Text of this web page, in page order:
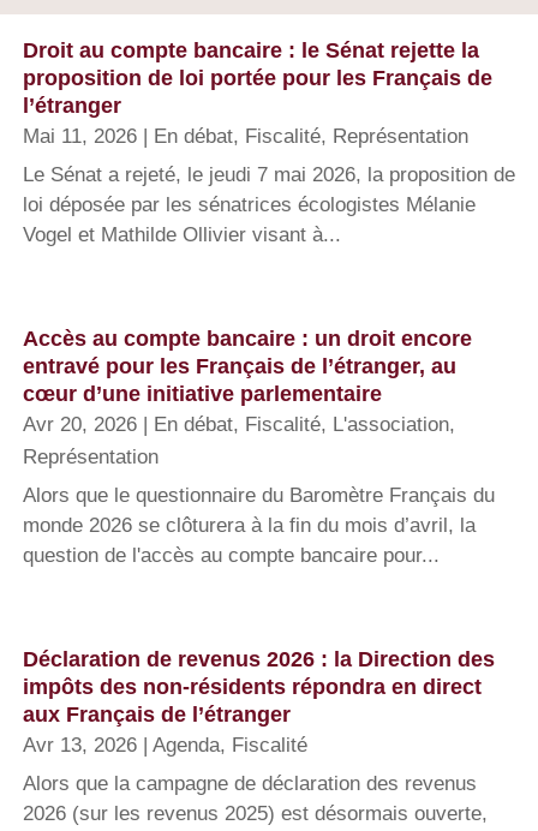
Droit au compte bancaire : le Sénat rejette la
proposition de loi portée pour les Français de
l’étranger
Mai 11, 2026 | En débat, Fiscalité, Représentation
Le Sénat a rejeté, le jeudi 7 mai 2026, la proposition de
loi déposée par les sénatrices écologistes Mélanie
Vogel et Mathilde Ollivier visant à...
Accès au compte bancaire : un droit encore
entravé pour les Français de l’étranger, au
cœur d’une initiative parlementaire
Avr 20, 2026 | En débat, Fiscalité, L'association,
Représentation
Alors que le questionnaire du Baromètre Français du
monde 2026 se clôturera à la fin du mois d’avril, la
question de l'accès au compte bancaire pour...
Déclaration de revenus 2026 : la Direction des
impôts des non-résidents répondra en direct
aux Français de l’étranger
Avr 13, 2026 | Agenda, Fiscalité
Alors que la campagne de déclaration des revenus
2026 (sur les revenus 2025) est désormais ouverte,